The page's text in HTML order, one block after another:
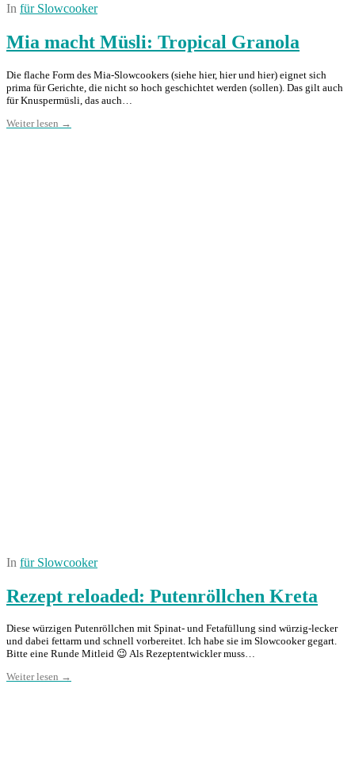
In für Slowcooker
Mia macht Müsli: Tropical Granola
Die flache Form des Mia-Slowcookers (siehe hier, hier und hier) eignet sich
prima für Gerichte, die nicht so hoch geschichtet werden (sollen). Das gilt auch
für Knuspermüsli, das auch…
Weiter lesen →
In für Slowcooker
Rezept reloaded: Putenröllchen Kreta
Diese würzigen Putenröllchen mit Spinat- und Fetafüllung sind würzig-lecker
und dabei fettarm und schnell vorbereitet. Ich habe sie im Slowcooker gegart.
Bitte eine Runde Mitleid 😉 Als Rezeptentwickler muss…
Weiter lesen →